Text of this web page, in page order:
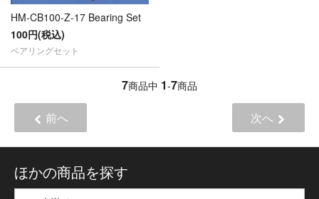
HM-CB100-Z-17 Bearing Set
100円(税込)
ベアリングセット
7商品中 1-7商品
前へ 次へ
ほかの商品を探す